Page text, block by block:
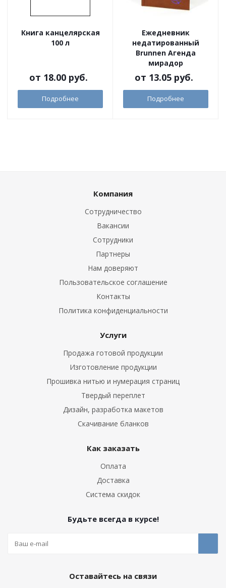
Книга канцелярская
100 л
от 18.00 руб.
Подробнее
Ежедневник
недатированный
Brunnen Агенда
мирадор
от 13.05 руб.
Подробнее
Компания
Сотрудничество
Вакансии
Сотрудники
Партнеры
Нам доверяют
Пользовательское соглашение
Контакты
Политика конфиденциальности
Услуги
Продажа готовой продукции
Изготовление продукции
Прошивка нитью и нумерация страниц
Твердый переплет
Дизайн, разработка макетов
Скачивание бланков
Как заказать
Оплата
Доставка
Система скидок
Будьте всегда в курсе!
Оставайтесь на связи